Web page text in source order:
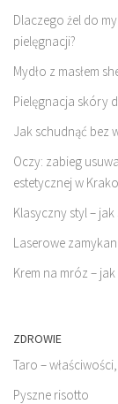
Dlaczego żel do
pielęgnacji?
Mydło z masłem
Pielęgnacja skóry
Jak schudnąć bez
Oczy: zabieg
estetycznej w
Klasyczny styl –
Laserowe
Krem na mróz –
ZDROWIE
Taro –
Pyszne risotto